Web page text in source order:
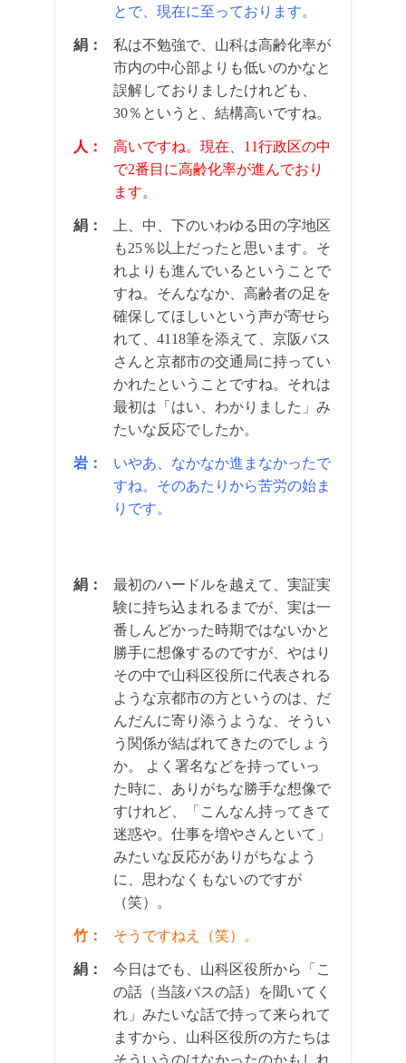
とで、現在に至っております。
絹：
私は不勉強で、山科は高齢化率が
市内の中心部よりも低いのかなと
誤解しておりましたけれども、
30％というと、結構高いですね。
人：
高いですね。現在、11行政区の中
で2番目に高齢化率が進んでおり
ます。
絹：
上、中、下のいわゆる田の字地区
も25％以上だったと思います。そ
れよりも進んでいるということで
すね。そんななか、高齢者の足を
確保してほしいという声が寄せら
れて、4118筆を添えて、京阪バス
さんと京都市の交通局に持ってい
かれたということですね。それは
最初は「はい、わかりました」み
たいな反応でしたか。
岩：
いやあ、なかなか進まなかったで
すね。そのあたりから苦労の始ま
りです。
絹：
最初のハードルを越えて、実証実
験に持ち込まれるまでが、実は一
番しんどかった時期ではないかと
勝手に想像するのですが、やはり
その中で山科区役所に代表される
ような京都市の方というのは、だ
んだんに寄り添うような、そうい
う関係が結ばれてきたのでしょう
か。 よく署名などを持っていっ
た時に、ありがちな勝手な想像で
すけれど、「こんなん持ってきて
迷惑や。仕事を増やさんといて」
みたいな反応がありがちなよう
に、思わなくもないのですが
（笑）。
竹： そうですねえ（笑）。
絹：
今日はでも、山科区役所から「こ
の話（当該バスの話）を聞いてく
れ」みたいな話で持って来られて
ますから、山科区役所の方たちは
そういうのはなかったのかもしれ